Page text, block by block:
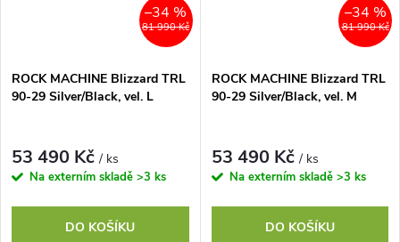
81 990 Kč
–34 %
ROCK MACHINE Blizzard TRL
90-29 Silver/Black, vel. L
53 490 Kč/ ks
Na externím skladě >3 ks
DO KOŠÍKU
81 990 Kč
–34 %
ROCK MACHINE Blizzard TRL
90-29 Silver/Black, vel. M
53 490 Kč/ ks
Na externím skladě >3 ks
DO KOŠÍKU